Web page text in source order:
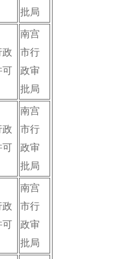
批局
政
可
南宫
市行
政审
批局
政
可
南宫
市行
政审
批局
政
可
南宫
市行
政审
批局